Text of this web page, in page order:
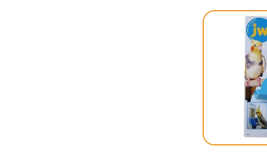
l
e
c
c
i